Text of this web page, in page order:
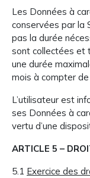
Les Données à
conservées par la
pas la durée
sont collectées et
une durée
mois à compter
L’utilisateur est
ses Données à
vertu d’une
ARTICLE 5 –
5.1 Exercice des